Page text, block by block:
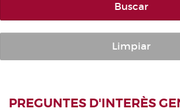
Buscar
Limpiar
PREGUNTES D'INTERÈS